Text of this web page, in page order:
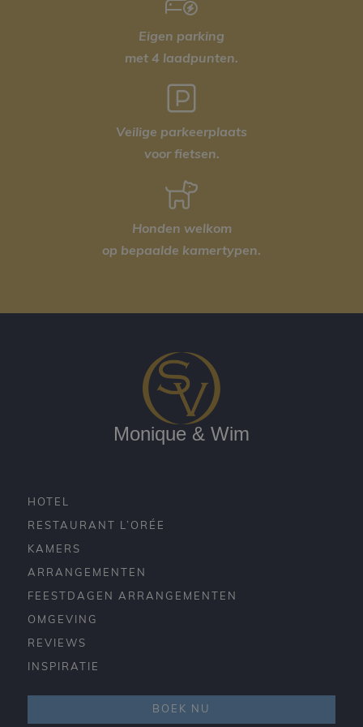
Eigen parking
met 4 laadpunten.
Veilige parkeerplaats
voor fietsen.
Honden welkom
op bepaalde kamertypen.
Monique & Wim
HOTEL
RESTAURANT L’ORÉE
KAMERS
ARRANGEMENTEN
FEESTDAGEN ARRANGEMENTEN
OMGEVING
REVIEWS
INSPIRATIE
BOEK NU